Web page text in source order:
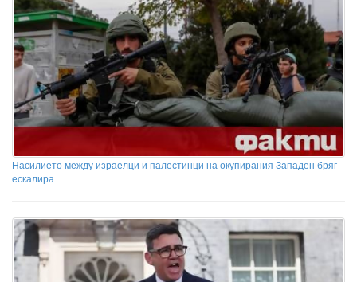
Насилието между израелци и палестинци на окупирания Западен бряг
ескалира